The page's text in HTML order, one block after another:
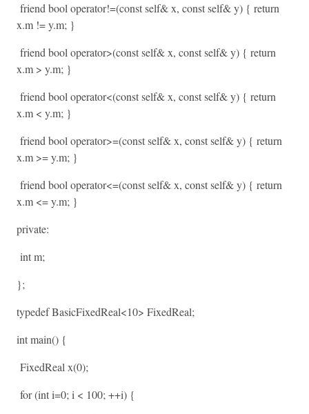
friend bool operator!=(const self& x, const self& y) { return
x.m != y.m; }
friend bool operator>(const self& x, const self& y) { return
x.m > y.m; }
friend bool operator<(const self& x, const self& y) { return
x.m < y.m; }
friend bool operator>=(const self& x, const self& y) { return
x.m >= y.m; }
friend bool operator<=(const self& x, const self& y) { return
x.m <= y.m; }
private:
int m;
};
typedef BasicFixedReal<10> FixedReal;
int main() {
FixedReal x(0);
for (int i=0; i < 100; ++i) {